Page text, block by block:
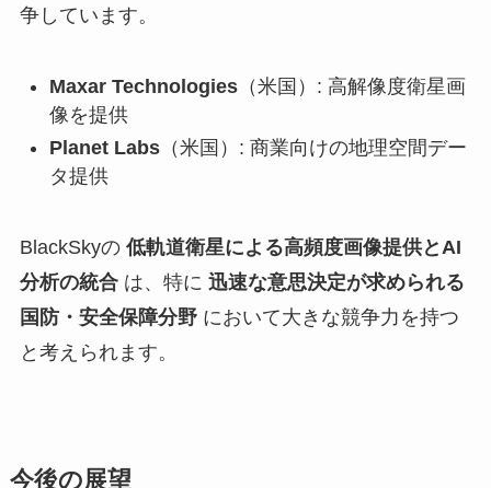
争しています。
Maxar Technologies（米国）: 高解像度衛星画
像を提供
Planet Labs（米国）: 商業向けの地理空間デー
タ提供
BlackSkyの 低軌道衛星による高頻度画像提供とAI
分析の統合は、特に 迅速な意思決定が求められる
国防・安全保障分野において大きな競争力を持つ
と考えられます。
今後の展望